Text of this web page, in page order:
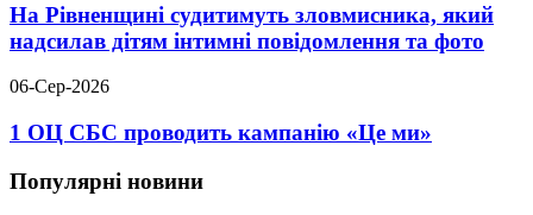
На Рівненщині судитимуть зловмисника, який
надсилав дітям інтимні повідомлення та фото
06-Сер-2026
1 ОЦ СБС проводить кампанію «Це ми»
Популярні новини